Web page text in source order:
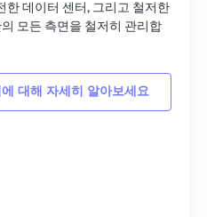
한 데이터 센터, 그리고 철저한
모든 측면을 철저히 관리합
대해 자세히 알아보세요